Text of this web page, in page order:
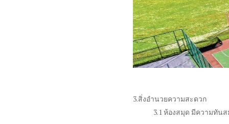
3.สิ่งอำนวยความสะดวก
3.1 ห้องสมุด มีความทัน